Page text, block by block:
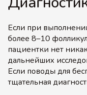
Если при
более 8–10
пациентки нет
дальнейших
Если поводы для
тщательная